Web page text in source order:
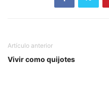
Artículo anterior
Vivir como quijotes